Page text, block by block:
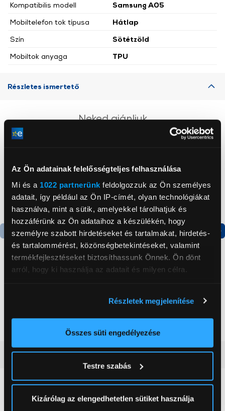
Az Ön adatainak felelősségteljes felhasználása
Mi és a 1022 partnerünk feldolgozzuk az Ön személyes
adatait, így például az Ön IP-címét, olyan technológiákat
használva, mint a sütik, amelyekkel tárolhatjuk és
hozzáférünk az Ön adataihoz a készülékén, hogy
személyre szabott hirdetéseket és tartalmakat, hirdetés-
és tartalommérést, közönségbetekintéseket, valamint
termékfejlesztéseket biztosíthassunk Önnek. Ön dönt
arról, hogy ki használja az adatait és milyen célra.
elhelyezkedéséről pár méteres pontossággal
Az Ön készülékén beazonosítása annak konkrét
módjairól és adja meg preferenciáit aRészletek
pontban. Bármikor módosíthatja vagy visszavonhatja a
Sütinyilatkozathoz való hozzájárulását.
Részletek megjelenítése
Összes süti engedélyezése
Testre szabás
Kizárólag az elengedhetetlen sütiket használja
Kompatibilis modell
Samsung A05
Mobiltelefon tok típusa
Hátlap
Szín
Sötétzöld
Mobiltok anyaga
TPU
Részletes ismertető
Neked ajánljuk
Termék adatlap Termék adatlap
kombinált hűtőszekrény
Vásárlói vélemények(0)
0